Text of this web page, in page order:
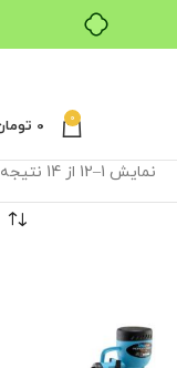
0
0
نمایش 1–12 از 14 نتیجه